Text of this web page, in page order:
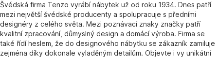
Švédská firma Tenzo vyrábí nábytek už od roku 1934. Dnes patří
mezi největší švédské producenty a spolupracuje s předními
designéry z celého světa. Mezi poznávací znaky značky patří
kvalitní zpracování, důmyslný design a domácí výroba. Firma se
také řídí heslem, že do designového nábytku se zákazník zamiluje
zejména díky dokonale vyladěným detailům. Objevte i vy unikátní